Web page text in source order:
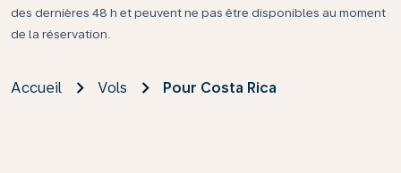
des dernières 48 h et peuvent ne pas être disponibles au moment
de la réservation.
Accueil Vols Pour Costa Rica